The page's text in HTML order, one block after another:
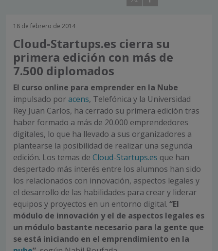
18 de febrero de 2014
Cloud-Startups.es cierra su
primera edición con más de
7.500 diplomados
El curso online para emprender en la Nube
impulsado poracens, Telefónica y la Universidad
Rey Juan Carlos, ha cerrado su primera edición tras
haber formado a más de 20.000 emprendedores
digitales, lo que ha llevado a sus organizadores a
plantearse la posibilidad de realizar una segunda
edición. Los temas de Cloud-Startups.es que han
despertado más interés entre los alumnos han sido
los relacionados con innovación, aspectos legales y
el desarrollo de las habilidades para crear y liderar
equipos y proyectos en un entorno digital. “El
módulo de innovación y el de aspectos legales es
un módulo bastante necesario para la gente que
se está iniciando en el emprendimiento en la